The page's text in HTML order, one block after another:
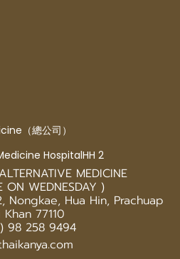
（總公司）
HospitalHH 2
MEDICINE
ON WEDNESDAY )
Nongkae, Hua Hin, Prachuap
Khan 77110
98 258 9494